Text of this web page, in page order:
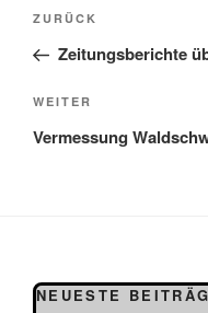
Vorheriger
Beitrag
ZURÜCK
Zeitungsberichte
Nächster
Beitrag
WEITER
Vermessung
NEUESTE